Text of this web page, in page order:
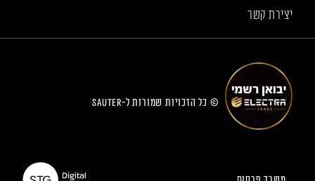
יצירת קשר
© כל הזכויות שמורות ל-sauter